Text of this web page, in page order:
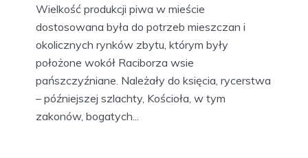
Wielkość produkcji piwa w mieście
dostosowana była do potrzeb mieszczan i
okolicznych rynków zbytu, którym były
położone wokół Raciborza wsie
pańszczyźniane. Należały do księcia, rycerstwa
– późniejszej szlachty, Kościoła, w tym
zakonów, bogatych...